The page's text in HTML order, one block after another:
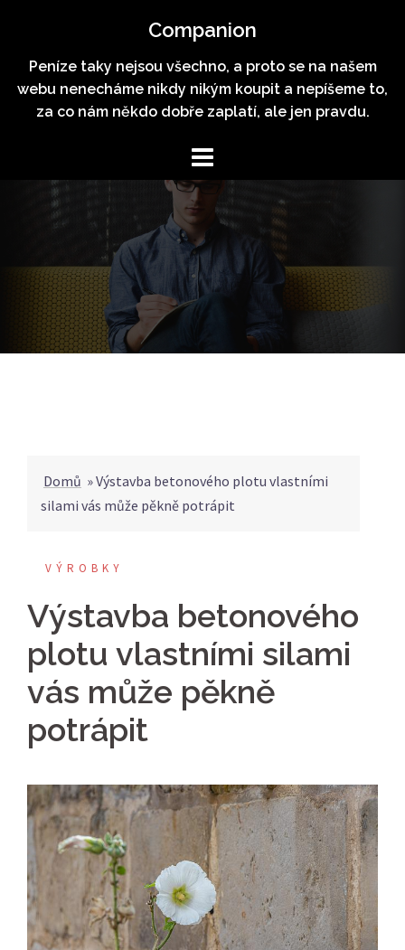
content
Companion
Peníze taky nejsou všechno, a proto se na našem
webu nenecháme nikdy nikým koupit a nepíšeme to,
za co nám někdo dobře zaplatí, ale jen pravdu.
Domů »Výstavba betonového plotu vlastními
silami vás může pěkně potrápit
VÝROBKY
Výstavba betonového
plotu vlastními silami
vás může pěkně
potrápit